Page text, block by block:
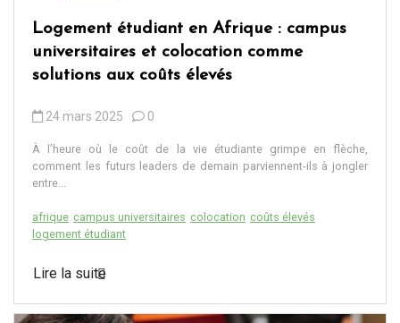
Logement étudiant en Afrique : campus
universitaires et colocation comme
solutions aux coûts élevés
24 mars 2025 0
À l’heure où le coût de la vie étudiante grimpe en flèche,
comment les futurs leaders de demain parviennent-ils à jongler
entre...
afrique campus universitaires colocation coûts élevés
logement étudiant
Lire la suite